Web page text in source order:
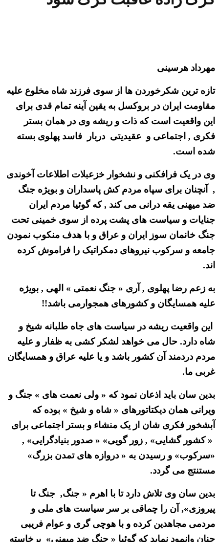
مهرداد هرسینی
تازه ترین شکرخوردن ها از سوی فرزند شاه مخلوع علیه
مقاومت ایران در بروکسل به یقین آینه تمام قدی برای
این واقعیت است که ذات و ریشه وی در همان بستر
فکری , اجتماعی و عقیدیتی دربار فاسد پهلوی بسته
شده است.
وی در یک فرافکنی و نشخوار خزعبلات اطلاعات آخوندی
, آنچنان برای سپاه مردم کش پاسداران و بویژه جنگ
ضد میهنی یقه درانی می کند , که گوئیا مردم ایران
جنایات و سیاست های پشت پرده از سوی خمینی تحت
جنگ خانمان سوز ایران و عراق و با هدف منکوب نمودن
جامعه و سرکوب نیروهای دمکراتیک را فراموش کرده
اند.
به زعم رضا پهلوی , آری « جنگ نعمتی » الهی , بویژه
علیه همسایگان و کشورهای همجوارمی باشد!!
این واقعیت ریشه در سیاست های جاه طلبانه شیخ و
شاه دارد. حال می خواهد لشکر کشی به ظفار و علیه
مردم دردمند آن کشور باشد و یا علیه عراق و همسایگان
غربی ما.
بدین سان باید اذعان نمود که « ولی نعمت های » جنگ و
ویرانی همان دیکتاتورهای « شاه و شیخ » بوده که
آبشخور فکری شان از یک منشاء و بستر اجتماعی برای
« کشور گشایی» , زور گویی» « صدور بنیادگرایی» ,
«سرکوب» و رسیدن به « دروازه های تمدن بزرگ»
مستنتج می گردد.
بدین سان وی تلاش دارد تا با اهرم « جنگ, جنگ تا
پیروزی», آن را چماقی بر سر سیاست های ملی و
مردمی مجاهدین کرده و با هوچی گری و عوام فریبی
چنان وانمود نماید که گوئیا « جنگ ضد میهنی» برخاسته